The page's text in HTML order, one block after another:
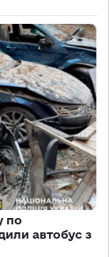
по
автобус з